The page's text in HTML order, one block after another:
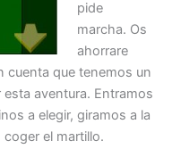
pide
marcha. Os
ahorrare
cuenta que tenemos un
aventura. Entramos
a elegir, giramos a la
el martillo.